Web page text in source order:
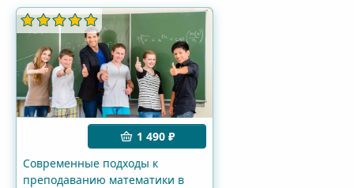
1 490 ₽
Современные подходы к
преподаванию математики в